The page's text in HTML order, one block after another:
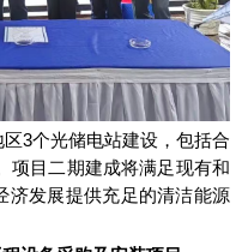
3个光储电站建设，包括合
项目二期建成将满足现有和
济发展提供充足的清洁能源